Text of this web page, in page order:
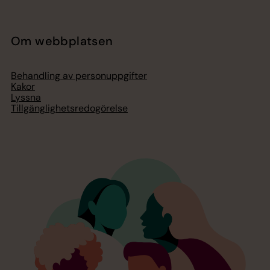
Om webbplatsen
Behandling av personuppgifter
Kakor
Lyssna
Tillgänglighetsredogörelse